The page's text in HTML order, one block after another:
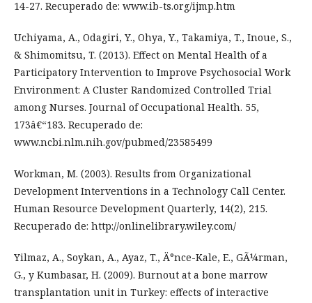
14-27. Recuperado de: www.ib-ts.org/ijmp.htm
Uchiyama, A., Odagiri, Y., Ohya, Y., Takamiya, T., Inoue, S.,
& Shimomitsu, T. (2013). Effect on Mental Health of a
Participatory Intervention to Improve Psychosocial Work
Environment: A Cluster Randomized Controlled Trial
among Nurses. Journal of Occupational Health. 55,
173â€“183. Recuperado de:
www.ncbi.nlm.nih.gov/pubmed/23585499
Workman, M. (2003). Results from Organizational
Development Interventions in a Technology Call Center.
Human Resource Development Quarterly, 14(2), 215.
Recuperado de: http://onlinelibrary.wiley.com/
Yilmaz, A., Soykan, A., Ayaz, T., Ä°nce-Kale, E., GÃ¼rman,
G., y Kumbasar, H. (2009). Burnout at a bone marrow
transplantation unit in Turkey: effects of interactive